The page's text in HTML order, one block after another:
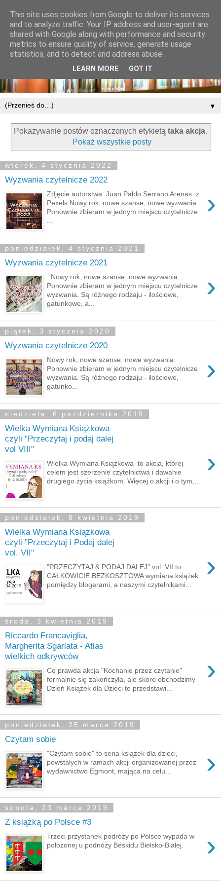
▼
Pokazywanie postów oznaczonych etykietą taka akcja.
Pokaż wszystkie posty
wtorek, 4 stycznia 2022
Wyzwania czytelnicze 2022
›
Zdjęcie autorstwa Juan Pablo Serrano Arenas z
Pexels Nowy rok, nowe szanse, nowe wyzwania.
Ponownie zbieram w jednym miejscu czytelnicze
poniedziałek, 4 stycznia 2021
Wyzwania czytelnicze 2021
›
Nowy rok, nowe szanse, nowe wyzwania.
Ponownie zbieram w jednym miejscu czytelnicze
wyzwania. Są różnego rodzaju - ilościowe,
gatunkowe, a...
piątek, 3 stycznia 2020
Wyzwania czytelnicze 2020
›
Nowy rok, nowe szanse, nowe wyzwania.
Ponownie zbieram w jednym miejscu czytelnicze
wyzwania. Są różnego rodzaju - ilościowe,
gatunko...
niedziela, 6 października 2019
Wielka Wymiana Książkowa
czyli "Przeczytaj i podaj dalej
vol VIII"
›
Wielka Wymiana Książkowa to akcja, której
celem jest szerzenie czytelnictwa i dawanie
drugiego życia książkom. Więcej o akcji i o tym,...
poniedziałek, 8 kwietnia 2019
Wielka Wymiana Książkowa
czyli "Przeczytaj i Podaj dalej
vol. VII"
›
"PRZECZYTAJ & PODAJ DALEJ" vol. VII to
CAŁKOWICIE BEZKOSZTOWA wymiana książek
pomiędzy blogerami, a naszymi czytelnikami...
środa, 3 kwietnia 2019
Riccardo Francaviglia,
Margherita Sgarlata - Atlas
wielkich odkrywców
›
Co prawda akcja "Kochanie przez czytanie"
formalnie się zakończyła, ale skoro obchodzimy
Dzień Książek dla Dzieci to przedstawi...
poniedziałek, 25 marca 2019
Czytam sobie
›
"Czytam sobie" to seria książek dla dzieci,
powstałych w ramach akcji organizowanej przez
wydawnictwo Egmont, mająca na celu...
sobota, 23 marca 2019
Z książką po Polsce #3
›
Trzeci przystanek podróży po Polsce wypada w
położonej u podnóży Beskidu Bielsko-Białej.
This site uses cookies from Google to deliver its services
and to analyze traffic. Your IP address and user-agent are
shared with Google along with performance and security
metrics to ensure quality of service, generate usage
statistics, and to detect and address abuse.
LEARN MORE GOT IT